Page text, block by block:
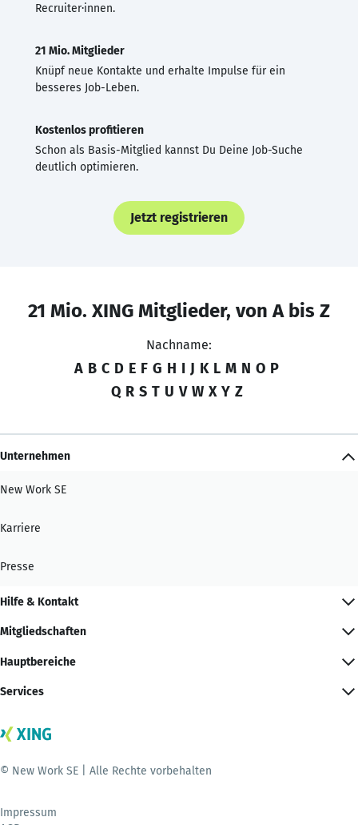
Recruiter·innen.
21 Mio. Mitglieder
Knüpf neue Kontakte und erhalte Impulse für ein
besseres Job-Leben.
Kostenlos profitieren
Schon als Basis-Mitglied kannst Du Deine Job-Suche
deutlich optimieren.
Jetzt registrieren
21 Mio. XING Mitglieder, von A bis Z
Nachname:
A B C D E F G H I J K L M N O P
Q R S T U V W X Y Z
Unternehmen
New Work SE
Karriere
Presse
Hilfe & Kontakt
Mitgliedschaften
Hauptbereiche
Services
© New Work SE | Alle Rechte vorbehalten
Impressum